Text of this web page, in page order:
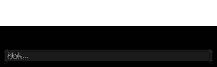
検
索: